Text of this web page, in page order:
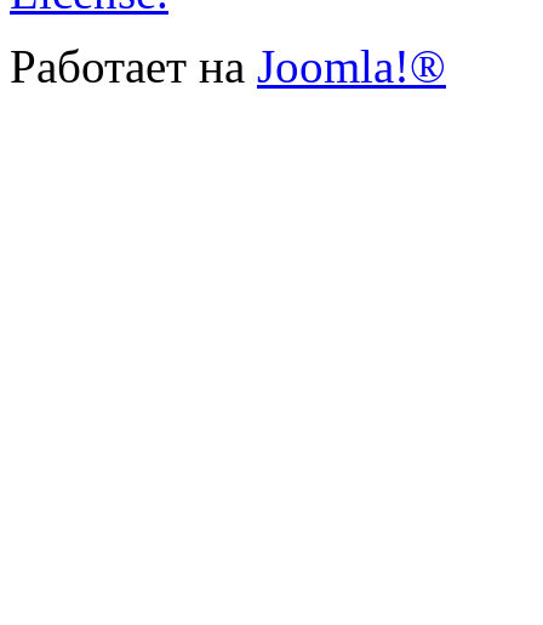
Работает на Joomla!®